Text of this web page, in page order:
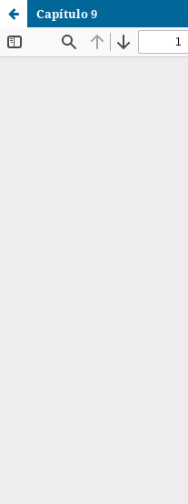
Capítulo 9